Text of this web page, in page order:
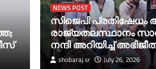
NEWS POST
സിജെപി
രാജ്യതലസ്ഥാനം
നന്ദി അറിയിച്ച്‌
shobaraj.sr July 26, 2026